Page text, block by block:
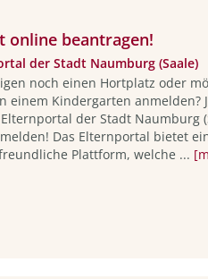
online beantragen!
der Stadt Naumburg (Saale)
noch einen Hortplatz oder
einem Kindergarten anmelden?
der Stadt Naumburg
Das Elternportal bietet
Plattform, welche ...